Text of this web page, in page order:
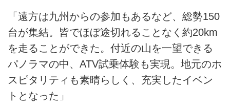
「遠方は九州からの参加もあるなど、総勢150
台が集結。皆でほぼ途切れることなく約20km
を走ることができた。付近の山を一望できる
パノラマの中、ATV試乗体験も実現。地元のホ
スピタリティも素晴らしく、充実したイベン
トとなった」